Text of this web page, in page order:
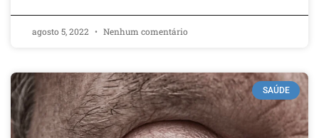
agosto 5, 2022 Nenhum comentário
SAÚDE